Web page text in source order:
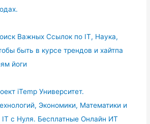
Важных Ссылок по IT, Наука,
быть в курсе трендов и хайтпа
йоги
iTemp Университет.
Экономики, Математики и
IT с Нуля. Бесплатные Онлайн ИТ